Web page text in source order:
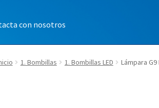
con nosotros
1. Bombillas 1. Bombillas LED Lámpara